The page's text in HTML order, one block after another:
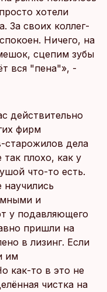
хотели
За своих коллег-
Ничего, на
сцепим зубы
вся "пена"», -
действительно
фирм
старожилов дела
плохо, как у
что-то есть.
и
у подавляющего
пришли на
в лизинг. Если
им
как-то в это не
чистка на